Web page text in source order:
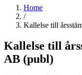
Home
/
Kallelse till
Kallelse till
AB (publ)